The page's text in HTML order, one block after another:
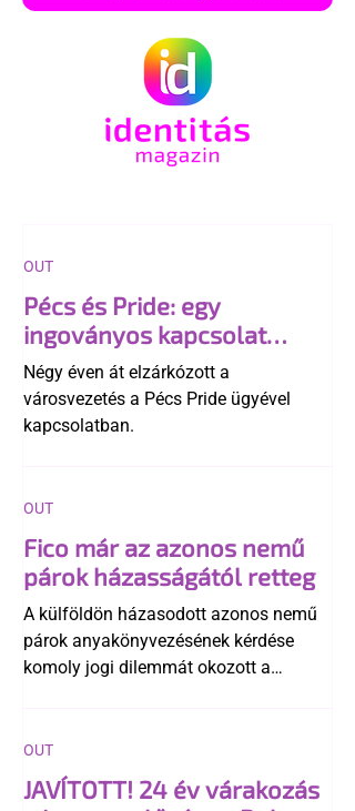
Pécs és Pride: egy
ingoványos kapcsolat
története
Négy éven át elzárkózott a
városvezetés a Pécs Pride ügyével
kapcsolatban.
OUT
Fico már az azonos nemű
párok házasságától retteg
A külföldön házasodott azonos nemű
párok anyakönyvezésének kérdése
komoly jogi dilemmát okozott a
egyértelműen tiltja a házasságuk
elismerését. Közben az ellenzéken belül
is vita robbant ki arról, hogy vissza
OUT
JAVÍTOTT! 24 év várakozás
OUT